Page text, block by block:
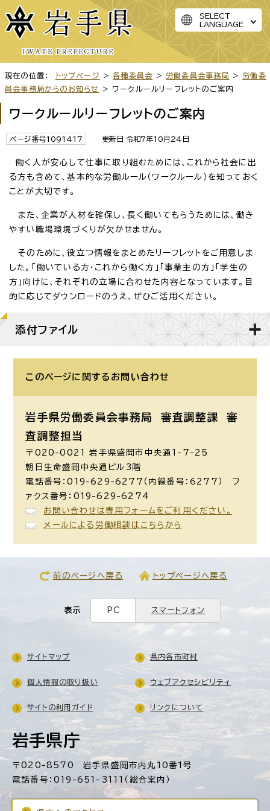
SELECT
LANGUAGE
現在の位置： トップページ >各種委員会 > 労働委員会事務局 > 労働委
員会事務局からのお知らせ
> ワークルールリーフレットのご案内
ワークルールリーフレットのご案内
ページ番号1091417 更新日 令和7年10月24日
働く人が安心して仕事に取り組むためには、これから社会に出
る方も含めて、基本的な労働ルール（ワークルール）を知っておく
ことが大切です。
また、企業が人材を確保し、長く働いてもらうためには、働き
やすい職場環境づくりが欠かせません。
そのために、役立つ情報をまとめたリーフレットをご用意しま
した。「働いている方・これから働く方」「事業主の方」「学生の
方」向けに、それぞれの立場に合わせた内容となっています。目
的に応じてダウンロードのうえ、ぜひご活用ください。
添付ファイル
このページに関する お問い合わせ
岩手県労働委員会事務局 審査調整課
審
査調整担当
〒020-0021 岩手県盛岡市中央通1-7-25
朝日生命盛岡中央通ビル3階
電話番号：019-629-6277（内線番号：6277） フ
ァクス番号：019-629-6274
お問い合わせは専用フォームをご利用ください。
メールによる労働相談はこちらから
前のページへ戻る トップページへ戻る
表示 PC スマートフォン
岩手県庁
〒020-8570 岩手県盛岡市内丸10番1号
電話番号：019-651-3111（総合案内）
サイトマップ 県内各市町村
個人情報の取り扱い ウェブアクセシビリティ
サイトの利用ガイド リンクについて